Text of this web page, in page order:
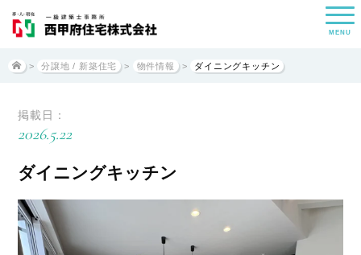
MENU
> 分譲地 / 新築住宅 > 物件情報 > ダイニングキッチン
掲載日：
2026.5.22
ダイニングキッチン